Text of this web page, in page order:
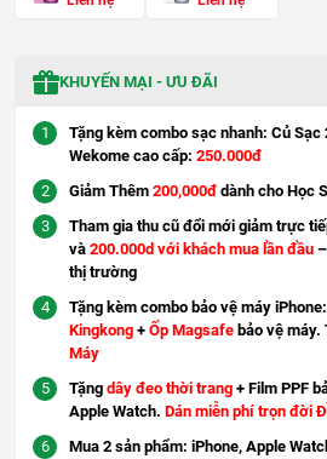
KHUYẾN MẠI - ƯU ĐÃI
Tặng kèm combo sạc nhanh: Củ Sạc
Wekome cao cấp: 250.000đ
Giảm Thêm 200,000đ dành cho Học
Tham gia thu cũ đổi mới giảm trực
và 200.000d với khách mua lần đầu
thị trường
Tặng kèm combo bảo vệ máy iPhone:
Kingkong + Ốp Magsafe bảo vệ máy.
Máy
Tặng dây đeo thời trang + Film PPF
Apple Watch. Dán miễn phí trọn đời
Mua 2 sản phẩm: iPhone, Apple